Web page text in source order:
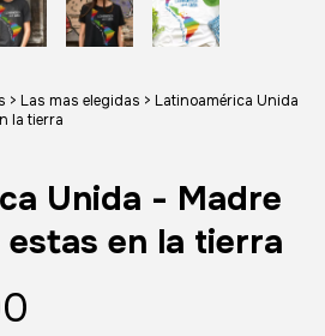
> Las mas elegidas > Latinoamérica Unida
la tierra
Unida - Madre
en la tierra